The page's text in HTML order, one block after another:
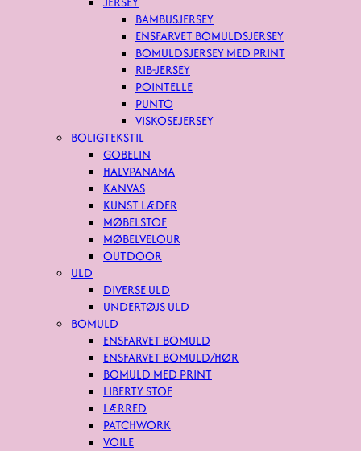
BAMBUSJERSEY
ENSFARVET BOMULDSJERSEY
BOMULDSJERSEY MED PRINT
RIB-JERSEY
POINTELLE
PUNTO
VISKOSEJERSEY
BOLIGTEKSTIL
GOBELIN
HALVPANAMA
KANVAS
KUNST LÆDER
MØBELSTOF
MØBELVELOUR
OUTDOOR
ULD
DIVERSE ULD
UNDERTØJS ULD
BOMULD
ENSFARVET BOMULD
ENSFARVET BOMULD/HØR
BOMULD MED PRINT
LIBERTY STOF
LÆRRED
PATCHWORK
VOILE